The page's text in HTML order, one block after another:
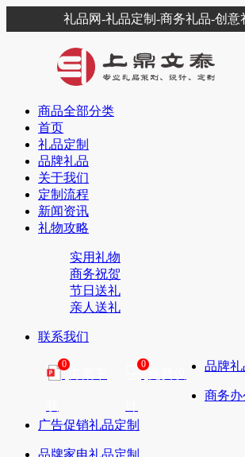
礼品网-礼品定制-商务礼品-创意
商品全部分类
首页
礼品定制
品牌礼品
关于我们
定制流程
新闻资讯
礼物攻略
实用礼物
商务祝贺
节日送礼
亲人送礼
联系我们
0 0 品牌礼
商务办
广告促销礼品定制
品牌家电礼品定制